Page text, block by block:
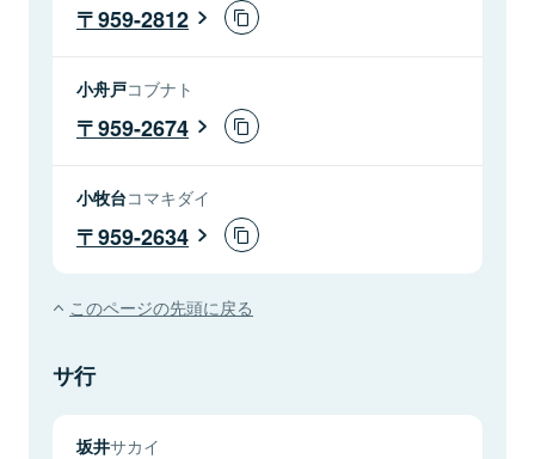
959-2812
小舟戸コブナト
959-2674
小牧台コマキダイ
959-2634
このページの先頭に戻る
サ行
坂井サカイ